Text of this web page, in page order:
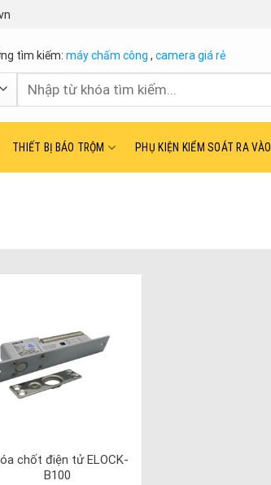
tìm kiếm: máy chấm công , camera giá rẻ
Tìm
THIẾT BỊ BÁO TRỘM PHỤ KIỆN KIỂM SOÁT RA VÀO
chốt điện tử ELOCK-
B100